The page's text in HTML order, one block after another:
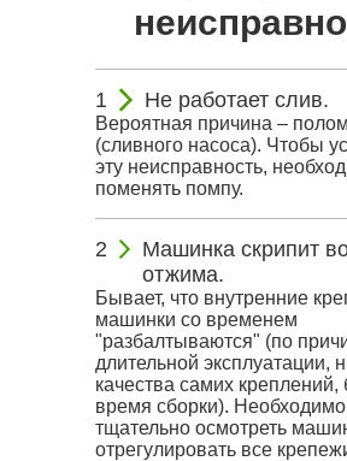
Не работает слив.
Вероятная причина –
(сливного насоса). Чтобы
эту неисправность,
поменять помпу.
Машинка скрипит
отжима.
Бывает, что внутренние
машинки со временем
"разбалтываются" (по
длительной эксплуатации,
качества самих креплений,
время сборки). Необходимо
тщательно осмотреть
отрегулировать все